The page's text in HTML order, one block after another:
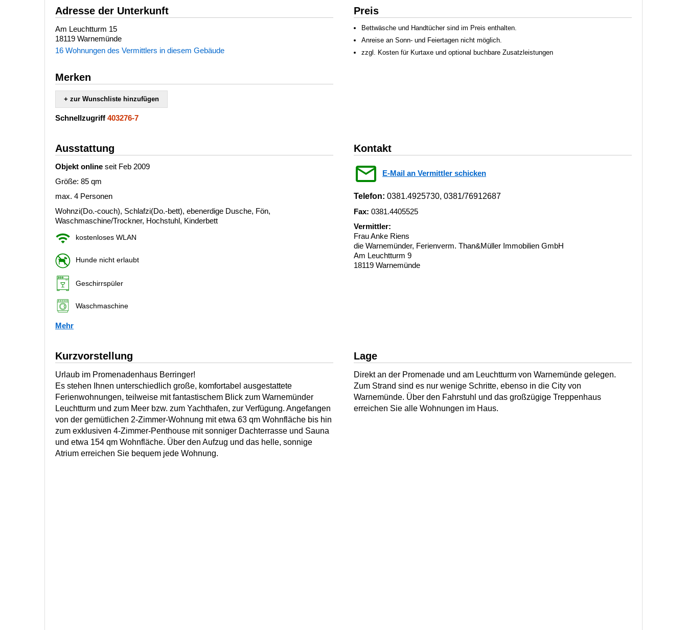
Adresse der Unterkunft
Am Leuchtturm 15
18119 Warnemünde
16 Wohnungen des Vermittlers in diesem Gebäude
Merken
+ zur Wunschliste hinzufügen
Schnellzugriff 403276-7
Preis
Bettwäsche und Handtücher sind im Preis enthalten.
Anreise an Sonn- und Feiertagen nicht möglich.
zzgl. Kosten für Kurtaxe und optional buchbare Zusatzleistungen
Ausstattung
Objekt online seit Feb 2009
Größe: 85 qm
max. 4 Personen
Wohnzi(Do.-couch), Schlafzi(Do.-bett), ebenerdige Dusche, Fön,
Waschmaschine/Trockner, Hochstuhl, Kinderbett
kostenloses WLAN
Hunde nicht erlaubt
Geschirrspüler
Waschmaschine
Mehr
Kontakt
E-Mail an Vermittler schicken
Telefon: 0381.4925730, 0381/76912687
Fax: 0381.4405525
Vermittler:
Frau Anke Riens
die Warnemünder, Ferienverm. Than&Müller Immobilien GmbH
Am Leuchtturm 9
18119 Warnemünde
Kurzvorstellung
Urlaub im Promenadenhaus Berringer!
Es stehen Ihnen unterschiedlich große, komfortabel ausgestattete
Ferienwohnungen, teilweise mit fantastischem Blick zum Warnemünder
Leuchtturm und zum Meer bzw. zum Yachthafen, zur Verfügung. Angefangen
von der gemütlichen 2-Zimmer-Wohnung mit etwa 63 qm Wohnfläche bis hin
zum exklusiven 4-Zimmer-Penthouse mit sonniger Dachterrasse und Sauna
und etwa 154 qm Wohnfläche. Über den Aufzug und das helle, sonnige
Atrium erreichen Sie bequem jede Wohnung.
Lage
Direkt an der Promenade und am Leuchtturm von Warnemünde gelegen.
Zum Strand sind es nur wenige Schritte, ebenso in die City von
Warnemünde. Über den Fahrstuhl und das großzügige Treppenhaus
erreichen Sie alle Wohnungen im Haus.